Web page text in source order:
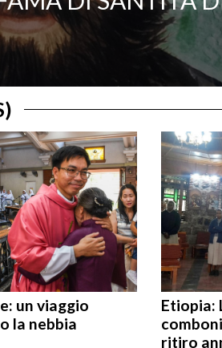
un viaggio
la nebbia
Etiopia:
ritiro